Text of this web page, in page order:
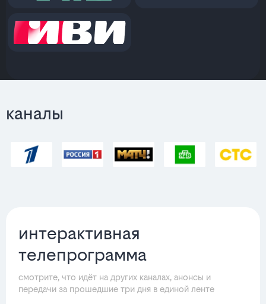
каналы
интерактивная
телепрограмма
смотрите, что идёт на других каналах, анонсы и
передачи за прошедшие три дня в единой ленте